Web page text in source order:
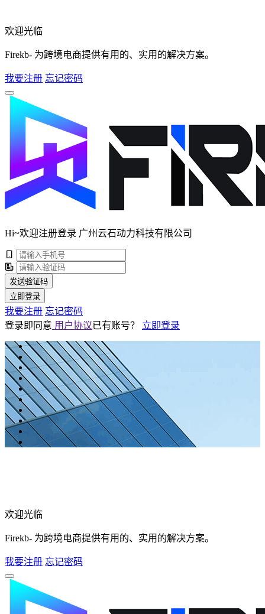
欢迎光临
Firekb- 为跨境电商提供有用的、实用的解决方案。
我要注册 忘记密码
Hi~欢迎注册登录 广州云石动力科技有限公司
发送验证码
立即登录
我要注册 忘记密码
登录即同意 用户协议已有账号？ 立即登录
欢迎光临
Firekb- 为跨境电商提供有用的、实用的解决方案。
我要注册 忘记密码